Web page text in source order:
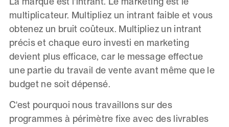
multiplicateur. Multipliez un intrant faible et vous
obtenez un bruit coûteux. Multipliez un intrant
précis et chaque euro investi en marketing
devient plus efficace, car le message effectue
une partie du travail de vente avant même que le
budget ne soit dépensé.
C'est pourquoi nous travaillons sur des
programmes à périmètre fixe avec des livrables